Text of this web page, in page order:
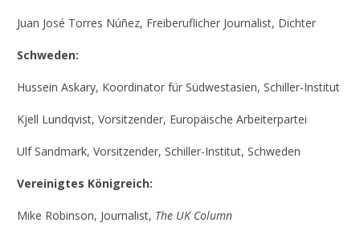
Juan José Torres Núñez, Freiberuflicher Journalist, Dichter
Schweden:
Hussein Askary, Koordinator für Südwestasien, Schiller-Institut
Kjell Lundqvist, Vorsitzender, Europäische Arbeiterpartei
Ulf Sandmark, Vorsitzender, Schiller-Institut, Schweden
Vereinigtes Königreich:
Mike Robinson, Journalist, The UK Column